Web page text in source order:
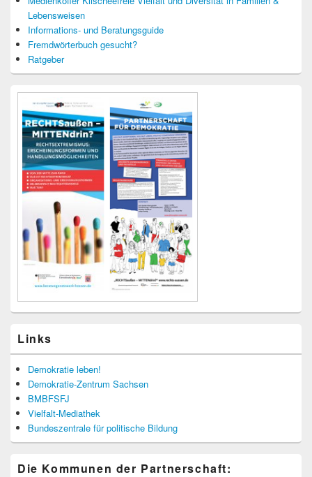
Lebensweisen
Informations- und Beratungsguide
Fremdwörterbuch gesucht?
Ratgeber
Links
Demokratie leben!
Demokratie-Zentrum Sachsen
BMBFSFJ
Vielfalt-Mediathek
Bundeszentrale für politische Bildung
Die Kommunen der Partnerschaft: